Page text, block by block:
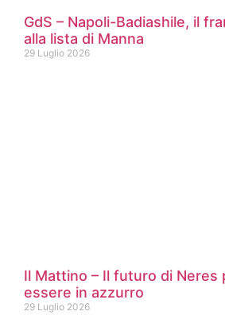
GdS – Napoli-Badiashile, il
alla lista di Manna
29 Luglio 2026
Il Mattino – Il futuro di Neres
essere in azzurro
29 Luglio 2026